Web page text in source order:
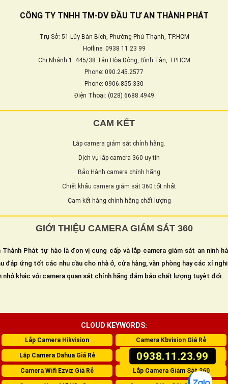
0938.11.23.99
CÔNG TY TNHH TM-DV ĐẦU TƯ AN THÀNH PHÁT
Trụ Sở: 51 Lũy Bán Bích, Phường Phú Thạnh, TP.HCM
Hotline: 0938 11 23 99
Chi Nhánh 1: 445/38 Tân Hòa Đông, Bình Tân, TPHCM
Phone: 090.245.2577
Phone: 0906.855.330
Điện Thoại: (028) 6688.4949
CAM KẾT
Lắp camera giám sát chính hãng.
Dịch vụ lắp camera 360 uy tín
Bảo Hành camera chính hãng
Chiết khấu camera giám sát 360 tốt nhất
Cam kết hàng chính hãng chất lượng
GIỚI THIỆU CAMERA GIÁM SÁT 360
Thành Phát tự hào là đơn vị cung cấp và lắp camera giám sát an ninh
đáp ứng tốt các nhu cầu cho nhà ở, cửa hàng, văn phòng hay các xí
nhỏ khác với camera quan sát chính hãng đảm bảo chất lượng tuyệt đối.
CLOUD KEYWORDS:
Lắp Camera Hikvision Camera Kbvision Giá Rẻ
Lắp Camera Dahua Giá Rẻ Lắp Camera Wifi Imou
Camera Wifi Ezviz Giá Rẻ Lắp Camera Giám Sát 360